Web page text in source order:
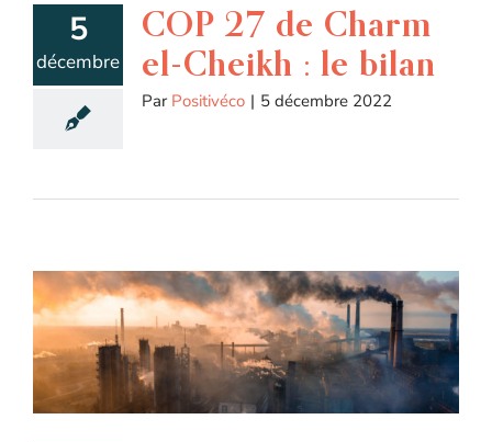
5
décembre
COP 27 de Charm
el-Cheikh : le bilan
Par Positivéco | 5 décembre 2022